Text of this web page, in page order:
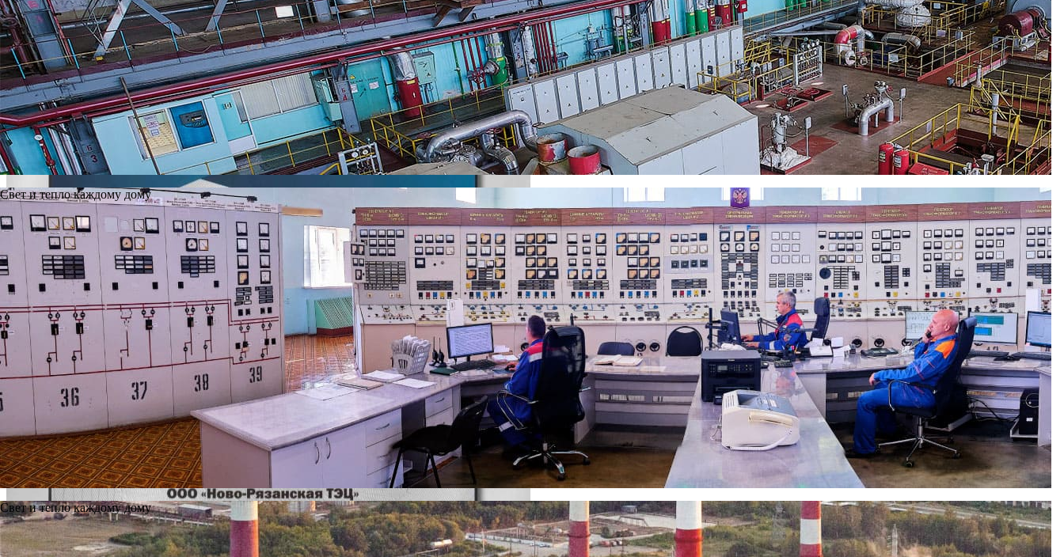
Свет и тепло каждому дому
Свет и тепло каждому дому
RSS
12 декабря 2016
Председатель совета директоров ООО «Ново-Рязанская ТЭЦ» Анатолий Шестаков награждён памятным дипломом Минспорта региона за поддержку всероссийских и международных
соревнований
Подробнее
0